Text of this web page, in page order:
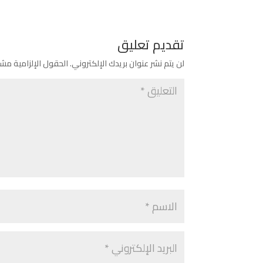
تقديم تعليق
لن يتم نشر عنوان بريدك الإلكتروني.الحقول الإلزامية